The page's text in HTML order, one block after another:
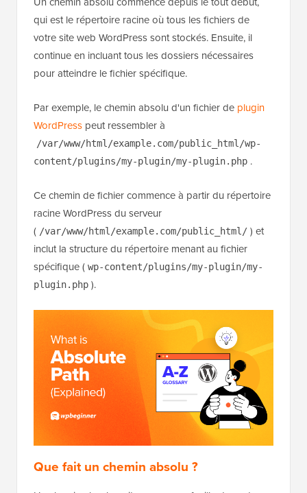
qui est le répertoire racine où tous les fichiers de
votre site web WordPress sont stockés. Ensuite, il
continue en incluant tous les dossiers nécessaires
pour atteindre le fichier spécifique.
Par exemple, le chemin absolu d'un fichier de plugin
WordPress peut ressembler à
/var/www/html/example.com/public_html/wp-
content/plugins/my-plugin/my-plugin.php .
Ce chemin de fichier commence à partir du répertoire
racine WordPress du serveur
( /var/www/html/example.com/public_html/ ) et
inclut la structure du répertoire menant au fichier
spécifique ( wp-content/plugins/my-plugin/my-
plugin.php ).
Que fait un chemin absolu ?